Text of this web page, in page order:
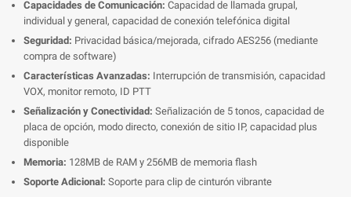
Capacidades de Comunicación: Capacidad de llamada grupal,
individual y general, capacidad de conexión telefónica digital
Seguridad: Privacidad básica/mejorada, cifrado AES256 (mediante
compra de software)
Características Avanzadas: Interrupción de transmisión, capacidad
VOX, monitor remoto, ID PTT
Señalización y Conectividad: Señalización de 5 tonos, capacidad de
placa de opción, modo directo, conexión de sitio IP, capacidad plus
disponible
Memoria: 128MB de RAM y 256MB de memoria flash
Soporte Adicional: Soporte para clip de cinturón vibrante